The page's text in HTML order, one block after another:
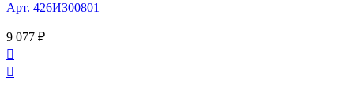
Арт. 426ИЗ00801
9 077 ₽

